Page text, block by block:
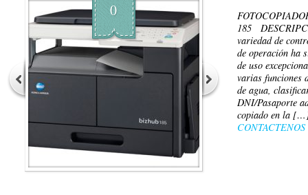
0
185
variedad de
de operación ha
de uso
varias funciones
de agua,
DNI/Pasaporte
copiado en la
CONTACTENOS